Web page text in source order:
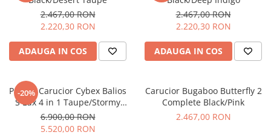
2.467,00 RON
2.220,30 RON
ADAUGA IN COS
2.467,00 RON
2.220,30 RON
ADAUGA IN COS
-20%
Pachet Carucior Cybex Balios
S Lux 4 in 1 Taupe/Stormy
Blue
6.900,00 RON
5.520,00 RON
Carucior Bugaboo Butterfly 2
Complete Black/Pink
2.467,00 RON